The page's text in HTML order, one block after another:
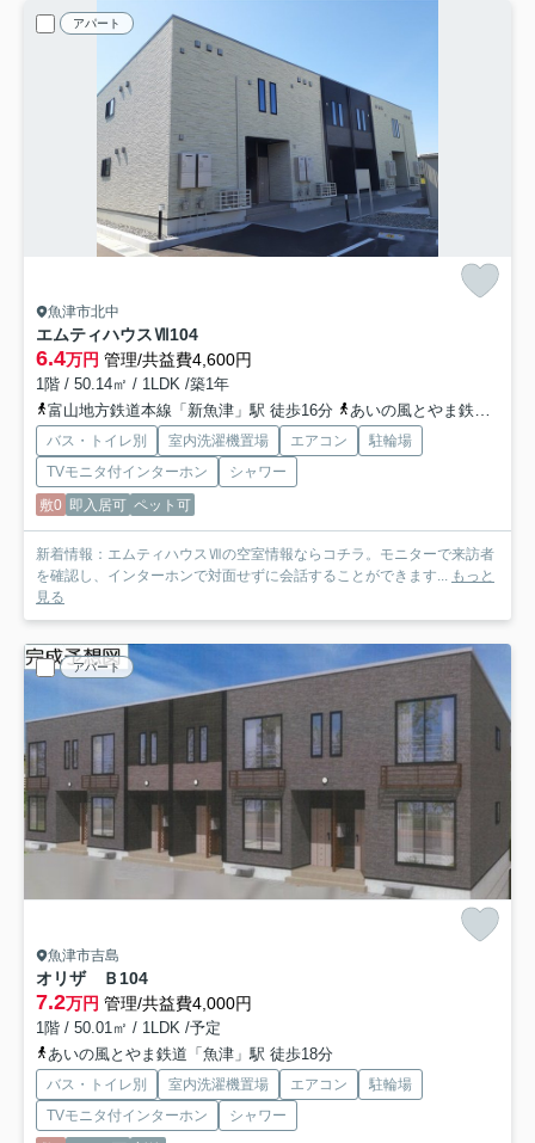
アパート
魚津市北中
エムティハウスⅦ104
6.4万円 管理/共益費4,600円
1階 / 50.14㎡ / 1LDK /築1年
富山地方鉄道本線「新魚津」駅 徒歩16分
あいの風とやま鉄道「魚津」駅 徒歩19分
バス・トイレ別 室内洗濯機置場 エアコン
駐輪場
TVモニタ付インターホン
シャワー
敷0 即入居可 ペット可
新着情報：エムティハウスⅦの空室情報ならコチラ。モニターで来訪者
を確認し、インターホンで対面せずに会話することができます...
もっと
見る
アパート
魚津市吉島
オリザ Ｂ 104
7.2万円 管理/共益費4,000円
1階 / 50.01㎡ / 1LDK /予定
あいの風とやま鉄道「魚津」駅 徒歩18分
バス・トイレ別 室内洗濯機置場 エアコン
駐輪場
TVモニタ付インターホン
シャワー